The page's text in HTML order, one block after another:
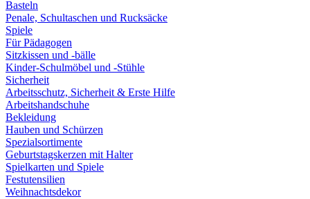
Basteln
Penale, Schultaschen und Rucksäcke
Spiele
Für Pädagogen
Sitzkissen und -bälle
Kinder-Schulmöbel und -Stühle
Sicherheit
Arbeitsschutz, Sicherheit & Erste Hilfe
Arbeitshandschuhe
Bekleidung
Hauben und Schürzen
Spezialsortimente
Geburtstagskerzen mit Halter
Spielkarten und Spiele
Festutensilien
Weihnachtsdekor